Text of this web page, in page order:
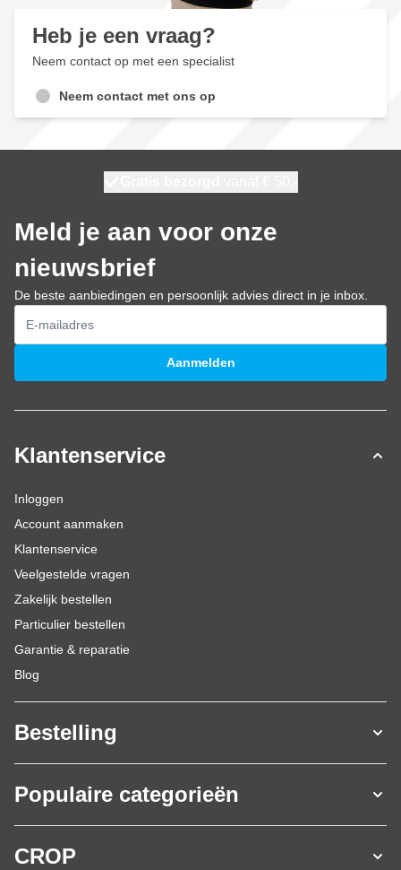
Heb je een vraag?
Neem contact op met een specialist
Neem contact met ons op
Meld je aan voor onze
nieuwsbrief
De beste aanbiedingen en persoonlijk advies direct in je inbox.
E-mailadres
Aanmelden
Klantenservice
Inloggen
Account aanmaken
Klantenservice
Veelgestelde vragen
Zakelijk bestellen
Particulier bestellen
Garantie & reparatie
Blog
Bestelling
Populaire categorieën
CROP